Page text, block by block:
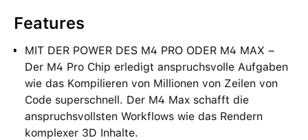
Features
MIT DER POWER DES M4 PRO ODER M4 MAX –
Der M4 Pro Chip erledigt anspruchsvolle Aufgaben
wie das Kompilieren von Millionen von Zeilen von
Code superschnell. Der M4 Max schafft die
anspruchsvollsten Workflows wie das Rendern
komplexer 3D Inhalte.